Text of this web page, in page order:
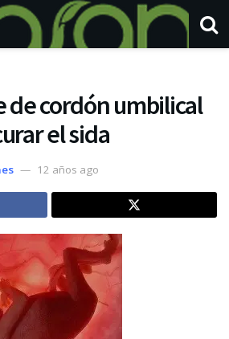
de cordón umbilical
el sida
12 años ago